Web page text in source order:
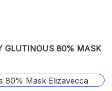
GLUTINOUS 80% MASK